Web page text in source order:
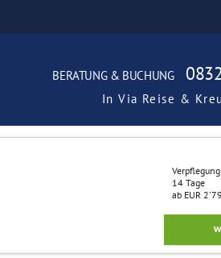
BERATUNG & BUCHUNG
In Via Reise &
14 Tage
ab EUR